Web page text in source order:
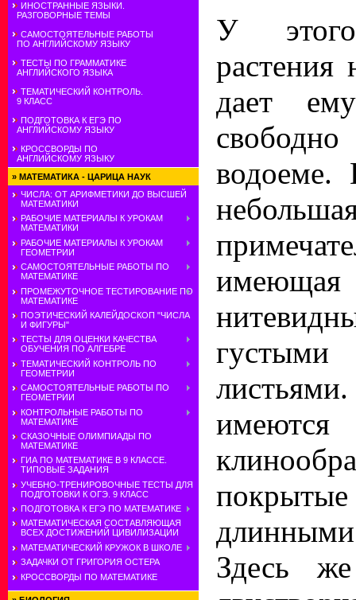
ИНОСТРАННЫЕ ЯЗЫКИ.
РАЗГОВОРНЫЕ ТЕМЫ
САМОСТОЯТЕЛЬНЫЕ РАБОТЫ
ПО АНГЛИЙСКОМУ ЯЗЫКУ
ТЕСТЫ ПО ГРАММАТИКЕ
АНГЛИЙСКОГО ЯЗЫКА
ТЕМАТИЧЕСКИЙ КОНТРОЛЬ.
9 КЛАСС
ПОДГОТОВКА К ЕГЭ ПО
АНГЛИЙСКОМУ ЯЗЫКУ
КРОССВОРДЫ ПО
АНГЛИЙСКОМУ ЯЗЫКУ
» МАТЕМАТИКА - ЦАРИЦА НАУК
ЧИСЛА: ОТ АРИФМЕТИКИ ДО ВЫСШЕЙ
МАТЕМАТИКИ
РАБОЧИЕ МАТЕРИАЛЫ К УРОКАМ
МАТЕМАТИКИ
РАБОЧИЕ МАТЕРИАЛЫ К УРОКАМ
ГЕОМЕТРИИ
САМОСТОЯТЕЛЬНЫЕ РАБОТЫ ПО
МАТЕМАТИКЕ
ПРОМЕЖУТОЧНОЕ ТЕСТИРОВАНИЕ ПО
МАТЕМАТИКЕ
ПОЭТИЧЕСКИЙ КАЛЕЙДОСКОП "ЧИСЛА
И ФИГУРЫ"
ТЕСТЫ ДЛЯ ОЦЕНКИ КАЧЕСТВА
ОБУЧЕНИЯ ПО АЛГЕБРЕ
ТЕМАТИЧЕСКИЙ КОНТРОЛЬ ПО
ГЕОМЕТРИИ
САМОСТОЯТЕЛЬНЫЕ РАБОТЫ ПО
ГЕОМЕТРИИ
КОНТРОЛЬНЫЕ РАБОТЫ ПО
МАТЕМАТИКЕ
СКАЗОЧНЫЕ ОЛИМПИАДЫ ПО
МАТЕМАТИКЕ
ГИА ПО МАТЕМАТИКЕ В 9 КЛАССЕ.
ТИПОВЫЕ ЗАДАНИЯ
УЧЕБНО-ТРЕНИРОВОЧНЫЕ ТЕСТЫ ДЛЯ
ПОДГОТОВКИ К ОГЭ. 9 КЛАСС
ПОДГОТОВКА К ЕГЭ ПО МАТЕМАТИКЕ
МАТЕМАТИЧЕСКАЯ СОСТАВЛЯЮЩАЯ
ВСЕХ ДОСТИЖЕНИЙ ЦИВИЛИЗАЦИИ
МАТЕМАТИЧЕСКИЙ КРУЖОК В ШКОЛЕ
ЗАДАЧКИ ОТ ГРИГОРИЯ ОСТЕРА
КРОССВОРДЫ ПО МАТЕМАТИКЕ
У
растения
дает
Здесь же